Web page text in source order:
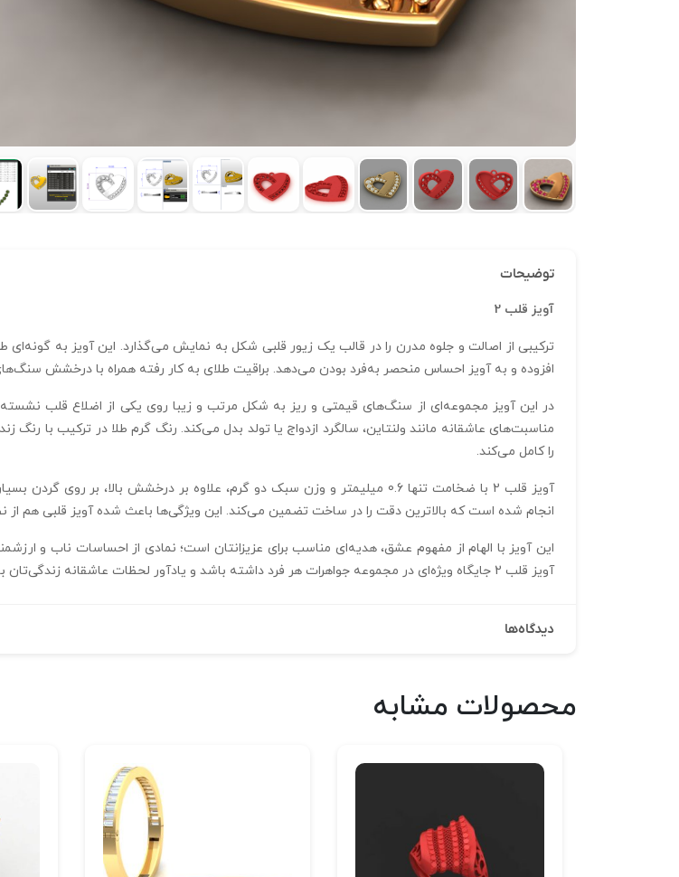
توضیحات
آویز قلب 2
ترکیبی از اصالت و جلوه مدرن را در قالب یک زیور قلبی شکل به نمایش می‌گذارد. این آویز به
افزوده و به آویز احساس منحصر به‌فرد بودن می‌دهد. براقیت طلای به کار رفته همراه با درخشش
در این آویز مجموعه‌ای از سنگ‌های قیمتی و ریز به شکل مرتب و زیبا روی یکی از اضلاع قلب
مناسبت‌های عاشقانه مانند ولنتاین، سالگرد ازدواج یا تولد بدل می‌کند. رنگ گرم طلا در ترکیب با
را کامل می‌کند.
انجام شده است که بالاترین دقت را در ساخت تضمین می‌کند. این ویژگی‌ها باعث شده آویز قلبی هم
این آویز با الهام از مفهوم عشق، هدیه‌ای مناسب برای عزیزانتان است؛ نمادی از احساسات ناب و
آویز قلب 2 جایگاه ویژه‌ای در مجموعه جواهرات هر فرد داشته باشد و یادآور لحظات عاشقانه زندگی‌تان باشد.
دیدگاه‌ها
محصولات مشابه